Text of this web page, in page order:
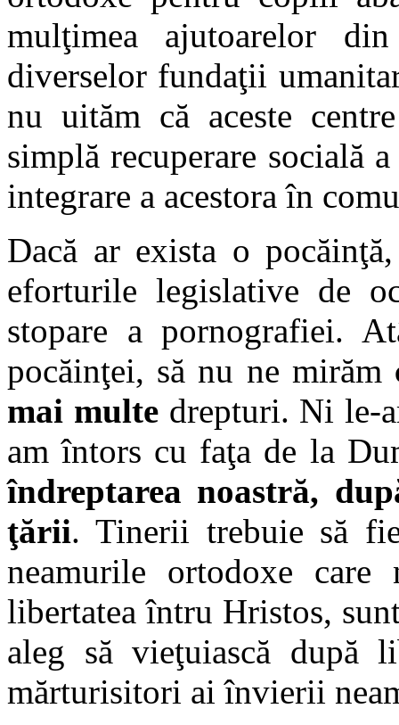
mulţimea ajutoarelor
diverselor fundaţii
nu uităm că aceste
simplă recuperare socială
integrare a acestora în
Dacă ar exista o
eforturile legislative de
stopare a pornografiei.
pocăinţei, să nu ne mirăm
mai multedrepturi. Ni le-
am întors cu faţa de la
îndreptarea noastră,
ţării. Tinerii trebuie să
neamurile ortodoxe
libertatea întru Hristos,
aleg să vieţuiască după
mărturisitori ai învierii